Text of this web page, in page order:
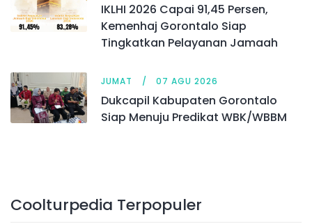
IKLHI 2026 Capai 91,45 Persen,
Kemenhaj Gorontalo Siap
Tingkatkan Pelayanan Jamaah
JUMAT 07 AGU 2026
Dukcapil Kabupaten Gorontalo
Siap Menuju Predikat WBK/WBBM
Coolturpedia Terpopuler